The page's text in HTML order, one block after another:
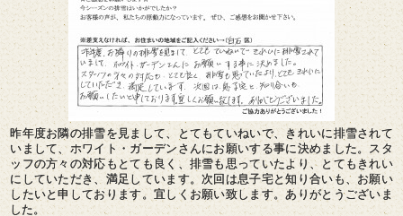
昨年度お隣の排雪を見まして、とてもていねいで、きれいに排雪されて
いまして、ホワイト・ガーデンさんにお願いする事に決めました。スタ
ッフの方々の対応もとても良く、排雪も思っていたより、とてもきれい
にしていただき、満足しています。次回は息子宅と知り合いも、お願い
したいと申しております。宜しくお願い致します。ありがとうございま
した。